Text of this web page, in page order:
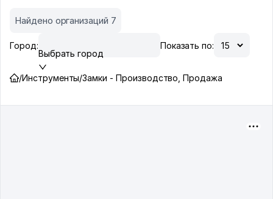
Найдено организаций 7
Город:
Выбрать город
Показать по:
/Инструменты/Замки - Производство, Продажа